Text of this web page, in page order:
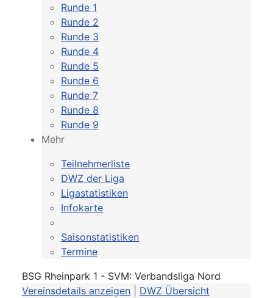
Runde 1
Runde 2
Runde 3
Runde 4
Runde 5
Runde 6
Runde 7
Runde 8
Runde 9
Mehr
Teilnehmerliste
DWZ der Liga
Ligastatistiken
Infokarte
Saisonstatistiken
Termine
BSG Rheinpark 1 - SVM: Verbandsliga Nord
Vereinsdetails anzeigen
DWZ Übersicht